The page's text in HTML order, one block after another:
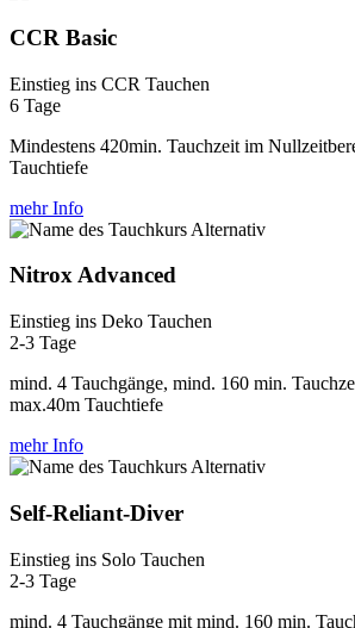
CCR Basic
Einstieg ins CCR Tauchen
6 Tage
Mindestens 420min. Tauchzeit im
Tauchtiefe
mehr Info
Nitrox Advanced
Einstieg ins Deko Tauchen
2-3 Tage
mind. 4 Tauchgänge, mind. 160 min.
max.40m Tauchtiefe
mehr Info
Self-Reliant-Diver
Einstieg ins Solo Tauchen
2-3 Tage
mind. 4 Tauchgänge mit mind. 160 min.